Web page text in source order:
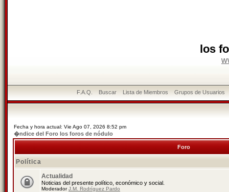
los
F.A.Q. Buscar Lista de Miembros Grupos de Usuarios
Fecha y hora actual: Vie Ago 07, 2026 8:52 pm
�ndice del Foro los foros de nódulo
Foro
Política
Actualidad
Noticias del presente político, económico y social.
ModeradorJ.M. Rodríguez Pardo